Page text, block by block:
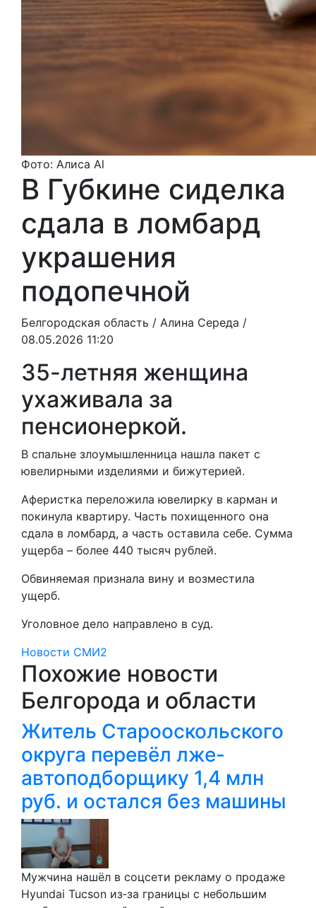
Фото: Алиса Al
В Губкине сиделка
сдала в ломбард
украшения
подопечной
Белгородская область / Алина Середа /
08.05.2026 11:20
35-летняя женщина
ухаживала за
пенсионеркой.
В спальне злоумышленница нашла пакет с
ювелирными изделиями и бижутерией.
Аферистка переложила ювелирку в карман и
покинула квартиру. Часть похищенного она
сдала в ломбард, а часть оставила себе. Сумма
ущерба – более 440 тысяч рублей.
Обвиняемая признала вину и возместила
ущерб.
Уголовное дело направлено в суд.
Новости СМИ2
Похожие новости
Белгорода и области
Житель Старооскольского
округа перевёл лже-
автоподборщику 1,4 млн
руб. и остался без машины
Мужчина нашёл в соцсети рекламу о продаже
Hyundai Tucson из‑за границы с небольшим